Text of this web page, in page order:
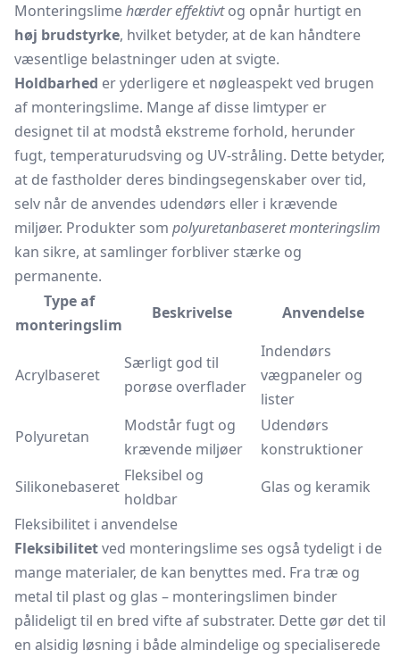
Monteringslimehærder effektivtog opnår hurtigt en
høj brudstyrke, hvilket betyder, at de kan håndtere
væsentlige belastninger uden at svigte.
Holdbarhed er yderligere et nøgleaspekt ved brugen
af monteringslime. Mange af disse limtyper er
designet til at modstå ekstreme forhold, herunder
fugt, temperaturudsving og UV-stråling. Dette betyder,
at de fastholder deres bindingsegenskaber over tid,
selv når de anvendes udendørs eller i krævende
miljøer. Produkter som polyuretanbaseret monteringslim
kan sikre, at samlinger forbliver stærke og
permanente.
Type af
monteringslim
Beskrivelse Anvendelse
Acrylbaseret
Særligt god til
porøse overflader
Indendørs
vægpaneler og
lister
Polyuretan
Modstår fugt og
krævende miljøer
Udendørs
konstruktioner
Silikonebaseret
Fleksibel og
holdbar
Glas og keramik
Fleksibilitet i anvendelse
Fleksibilitetved monteringslime ses også tydeligt i de
mange materialer, de kan benyttes med. Fra træ og
metal til plast og glas – monteringslimen binder
pålideligt til en bred vifte af substrater. Dette gør det til
en alsidig løsning i både almindelige og specialiserede